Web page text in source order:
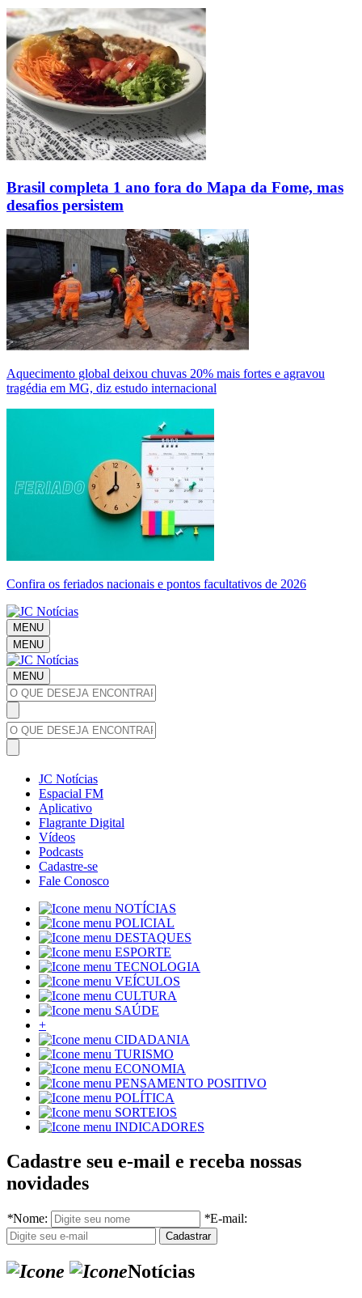
Brasil completa 1 ano fora do Mapa da Fome, mas
desafios persistem
Aquecimento global deixou chuvas 20% mais fortes e agravou
tragédia em MG, diz estudo internacional
Confira os feriados nacionais e pontos facultativos de 2026
MENU
MENU
MENU
JC Notícias
Espacial FM
Aplicativo
Flagrante Digital
Vídeos
Podcasts
Cadastre-se
Fale Conosco
NOTÍCIAS
POLICIAL
DESTAQUES
ESPORTE
TECNOLOGIA
VEÍCULOS
CULTURA
SAÚDE
+
CIDADANIA
TURISMO
ECONOMIA
PENSAMENTO POSITIVO
POLÍTICA
SORTEIOS
INDICADORES
Cadastre seu e-mail e receba nossas
novidades
*Nome: *E-mail:
Notícias